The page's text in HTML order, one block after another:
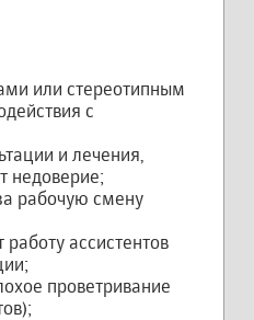
или стереотипным
с
и лечения,
недоверие;
рабочую смену
ассистентов
проветривание